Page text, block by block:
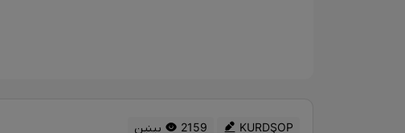
KURDŞOP 2159 بینین